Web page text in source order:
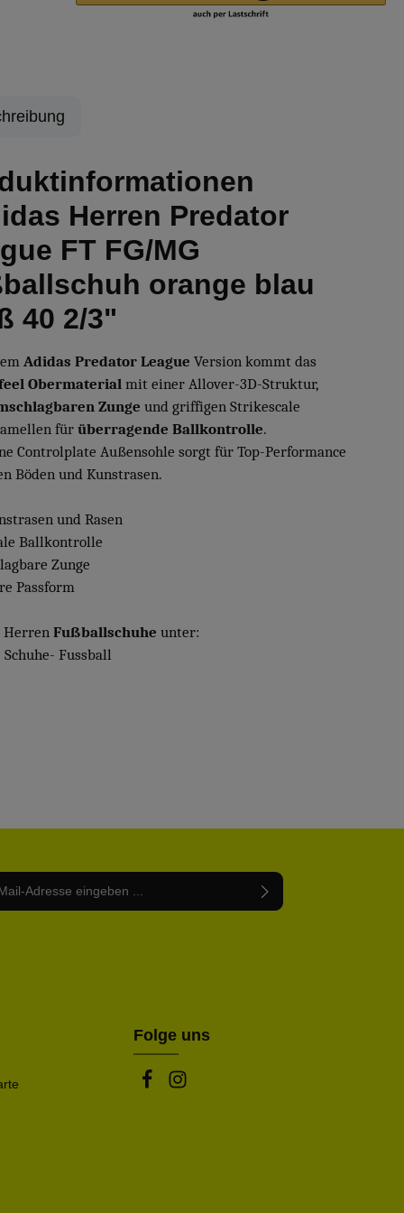
Herren Predator
FT FG/MG
orange blau
40 2/3"
Adidas Predator League Version kommt das
Obermaterialmit einer Allover-3D-Struktur,
Zunge und griffigen Strikescale
für überragende Ballkontrolle.
Controlplate Außensohle sorgt für Top-Performance
Böden und Kunstrasen.
und Rasen
Ballkontrolle
Zunge
Passform
Herren Fußballschuhe unter:
Fussball
Folge uns